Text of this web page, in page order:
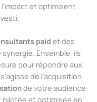
et optimisent
paidet des
Ensemble, ils
pour répondre aux
de l’acquisition
de votre audience
et optimisée en